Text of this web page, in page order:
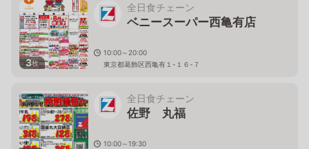
3枚
全日食チェーン
ベニースーパー西亀有店
10:00～20:00
東京都葛飾区西亀有１-１６-７
全日食チェーン
佐野 丸福
10:00～19:30